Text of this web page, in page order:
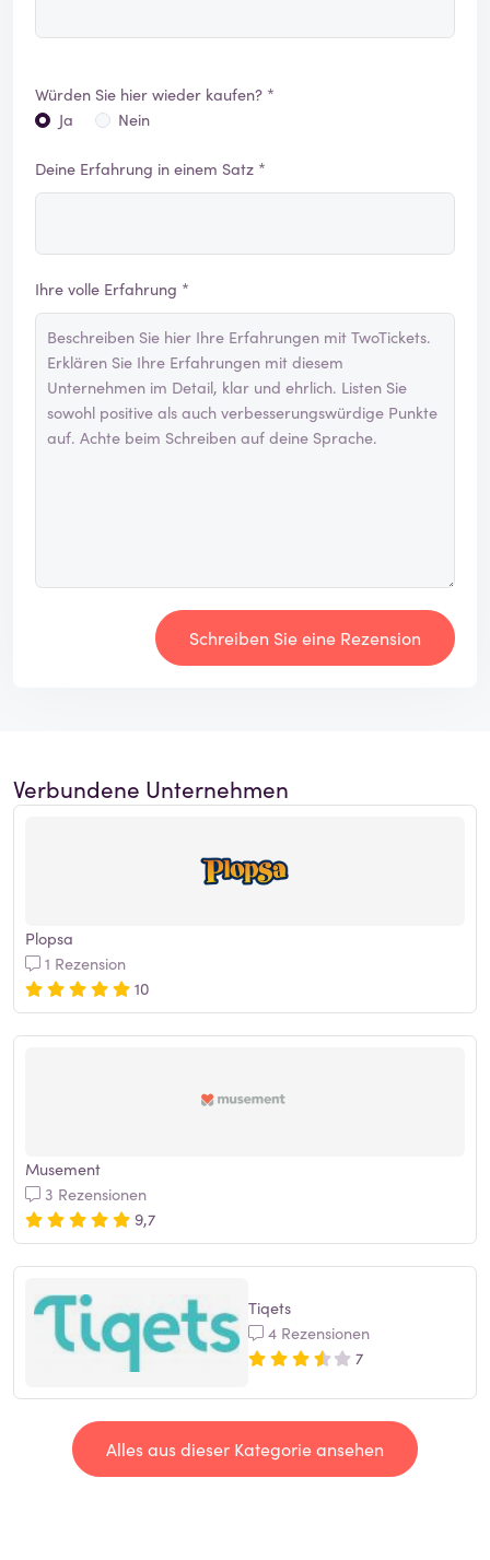
Würden Sie hier wieder kaufen? *
Ja
Nein
Deine Erfahrung in einem Satz *
Ihre volle Erfahrung *
Schreiben Sie eine Rezension
Verbundene Unternehmen
Plopsa
1 Rezension
10
Musement
3 Rezensionen
9,7
Tiqets
4 Rezensionen
7
Alles aus dieser Kategorie ansehen